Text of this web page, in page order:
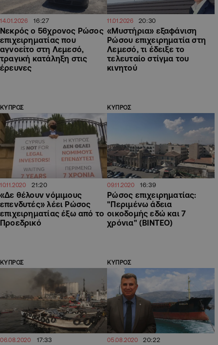
14.01.2026 16:27
Νεκρός ο 56χρονος Ρώσος
επιχειρηματίας που
αγνοείτο στη Λεμεσό,
τραγική κατάληξη στις
έρευνες
11.01.2026 20:30
«Μυστήρια» εξαφάνιση
Ρώσου επιχειρηματία στη
Λεμεσό, τι έδειξε το
τελευταίο στίγμα του
κινητού
ΚΥΠΡΟΣ
10.11.2020 21:20
«Δε θέλουν νόμιμους
επενδυτές» λέει Ρώσος
επιχειρηματίας έξω από το
Προεδρικό
ΚΥΠΡΟΣ
09.11.2020 16:39
Ρώσος επιχειρηματίας:
"Περιμένω άδεια
οικοδομής εδώ και 7
χρόνια" (ΒΙΝΤΕΟ)
ΚΥΠΡΟΣ
06.08.2020 17:33
ΚΥΠΡΟΣ
05.08.2020 20:22